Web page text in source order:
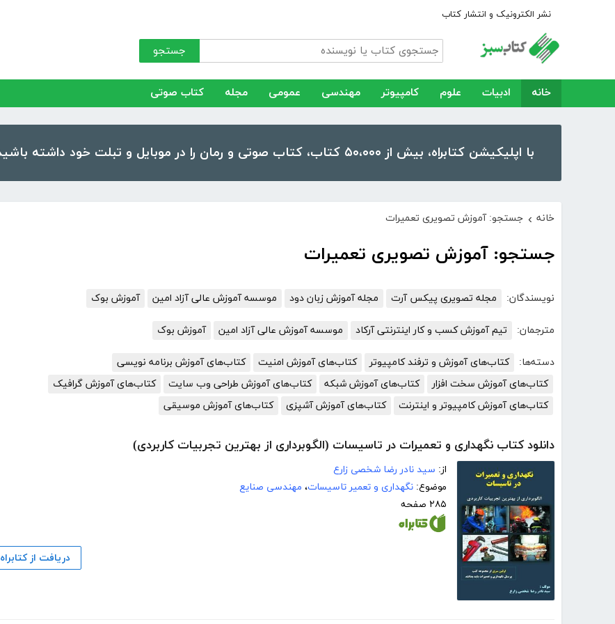
نشر الکترونیک و انتشار کتاب
جستجو
خانه ادبیات علوم کامپیوتر مهندسی عمومی مجله کتاب صوتی
با اپلیکیشن کتابراه، بیش از ۵۰،۰۰۰ کتاب، کتاب صوتی و رمان را در موبایل و تبلت خود داشته باشید!
خانه › جستجو: آموزش تصویری تعمیرات
جستجو: آموزش تصویری تعمیرات
نویسندگان: مجله تصویری پیکس آرت مجله آموزش زبان دود موسسه آموزش عالی آزاد امین آموزش بوک
مترجمان: تیم آموزش کسب و کار اینترنتی آرکاد موسسه آموزش عالی آزاد امین آموزش بوک
دسته‌ها: کتاب‌های آموزش و ترفند کامپیوتر کتاب‌های آموزش امنیت
کتاب‌های آموزش برنامه نویسی
کتاب‌های آموزش سخت افزار
کتاب‌های آموزش شبکه کتاب‌های آموزش طراحی وب سایت
کتاب‌های آموزش گرافیک
کتاب‌های آموزش کامپیوتر و اینترنت
کتاب‌های آموزش آشپزی کتاب‌های آموزش موسیقی
دانلود کتاب نگهداری و تعمیرات در تاسیسات (الگوبرداری از بهترین تجربیات کاربردی)
از: سید نادر رضا شخصی زارع
موضوع: نگهداری و تعمیر تاسیسات، مهندسی صنایع
۲۸۵ صفحه
دریافت از کتابراه